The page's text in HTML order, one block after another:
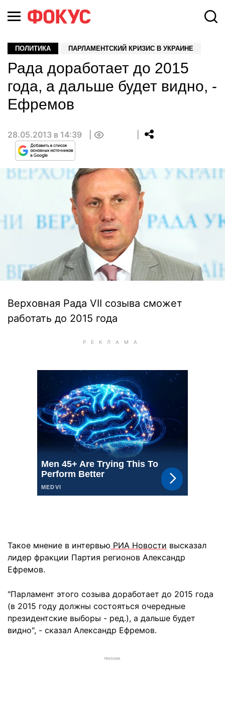
ПОЛИТИКА ПАРЛАМЕНТСКИЙ КРИЗИС В УКРАИНЕ
Рада доработает до 2015
года, а дальше будет видно, -
Ефремов
28.05.2013 в 14:39
Верховная Рада VII созыва сможет
работать до 2015 года
Такое мнение в интервью РИА Новости высказал
лидер фракции Партия регионов Александр
Ефремов.
"Парламент этого созыва доработает до 2015 года
(в 2015 году должны состояться очередные
президентские выборы - ред.), а дальше будет
видно", - сказал Александр Ефремов.
РЕКЛАМА